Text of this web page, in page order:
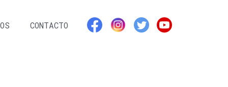
CONTACTO